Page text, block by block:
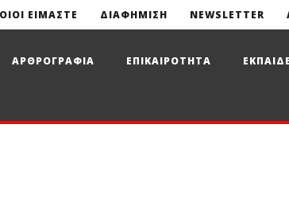
ΕΙΜΑΣΤΕ ΔΙΑΦΗΜΙΣΗ NEWSLETTER
ΑΡΘΡΟΓΡΑΦΙΑ ΕΠΙΚΑΙΡΟΤΗΤΑ